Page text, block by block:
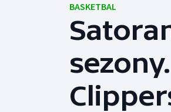
Hokej
Tenis
Atletika
BASKETBAL